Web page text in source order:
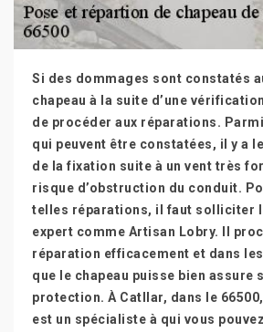
Si des dommages sont constatés
chapeau à la suite d’une
de procéder aux réparations.
qui peuvent être constatées, il y a
de la fixation suite à un vent très
risque d’obstruction du conduit.
telles réparations, il faut solliciter
expert comme Artisan Lobry. Il
réparation efficacement et dans
que le chapeau puisse bien assure
protection. À Catllar, dans le
est un spécialiste à qui vous